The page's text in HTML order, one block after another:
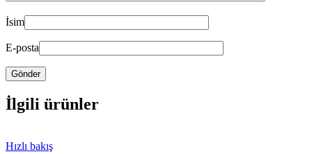
İsim
E-posta
İlgili ürünler
Hızlı bakış